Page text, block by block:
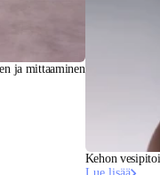
ja mittaaminen
Kehon